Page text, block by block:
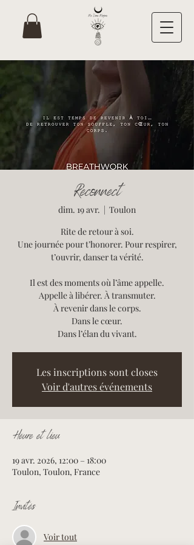
Reconnect
dim. 19 avr.
  |
Toulon
Rite de retour à soi.
Une journée pour t’honorer. Pour respirer,
t’ouvrir, danser ta vérité.
Il est des moments où l’âme appelle.
Appelle à libérer. À transmuter.
À revenir dans le corps.
Dans le cœur.
Dans l’élan du vivant.
Les inscriptions sont closes
Voir d'autres événements
Heure et lieu
19 avr. 2026, 12:00 – 18:00
Toulon, Toulon, France
Invités
Voir tout